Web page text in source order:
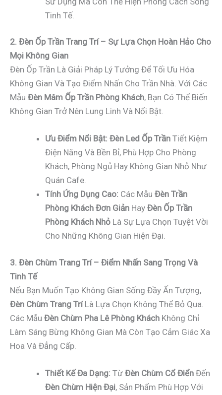
Tinh Tế.
2. Đèn Ốp Trần Trang Trí – Sự Lựa Chọn Hoàn Hảo Cho
Mọi Không Gian
Đèn Ốp Trần Là Giải Pháp Lý Tưởng Để Tối Ưu Hóa
Không Gian Và Tạo Điểm Nhấn Cho Trần Nhà. Với Các
Mẫu Đèn Mâm Ốp Trần Phòng Khách, Bạn Có Thể Biến
Không Gian Trở Nên Lung Linh Và Nổi Bật.
Ưu Điểm Nổi Bật: Đèn Led Ốp Trần Tiết Kiệm
Điện Năng Và Bền Bỉ, Phù Hợp Cho Phòng
Khách, Phòng Ngủ Hay Không Gian Nhỏ Như
Quán Cafe.
Tính Ứng Dụng Cao: Các Mẫu Đèn Trần
Phòng Khách Đơn Giản Hay Đèn Ốp Trần
Phòng Khách Nhỏ Là Sự Lựa Chọn Tuyệt Vời
Cho Những Không Gian Hiện Đại.
3. Đèn Chùm Trang Trí – Điểm Nhấn Sang Trọng Và
Tinh Tế
Nếu Bạn Muốn Tạo Không Gian Sống Đầy Ấn Tượng,
Đèn Chùm Trang TríLà Lựa Chọn Không Thể Bỏ Qua.
Các Mẫu Đèn Chùm Pha Lê Phòng Khách Không Chỉ
Làm Sáng Bừng Không Gian Mà Còn Tạo Cảm Giác Xa
Hoa Và Đẳng Cấp.
Thiết Kế Đa Dạng: Từ Đèn Chùm Cổ Điển Đến
Đèn Chùm Hiện Đại, Sản Phẩm Phù Hợp Với